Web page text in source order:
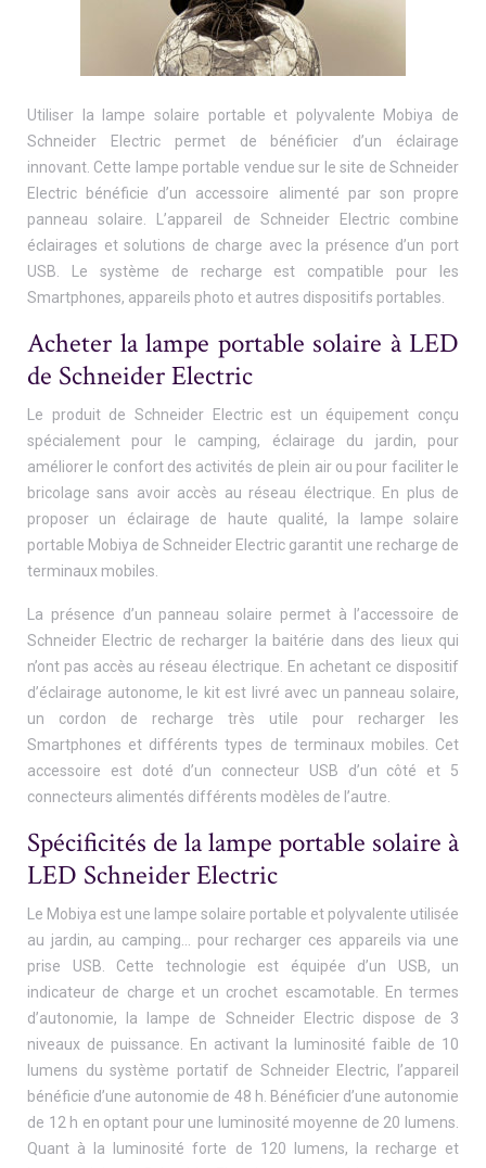
Utiliser la lampe solaire portable et polyvalente Mobiya de
Schneider Electric permet de bénéficier d’un éclairage
innovant. Cette lampe portable vendue sur le site de Schneider
Electric bénéficie d’un accessoire alimenté par son propre
panneau solaire. L’appareil de Schneider Electric combine
éclairages et solutions de charge avec la présence d’un port
USB. Le système de recharge est compatible pour les
Smartphones, appareils photo et autres dispositifs portables.
Acheter la lampe portable solaire à LED
de Schneider Electric
Le produit de Schneider Electric est un équipement conçu
spécialement pour le camping, éclairage du jardin, pour
améliorer le confort des activités de plein air ou pour faciliter le
bricolage sans avoir accès au réseau électrique. En plus de
proposer un éclairage de haute qualité, la lampe solaire
portable Mobiya de Schneider Electric garantit une recharge de
terminaux mobiles.
La présence d’un panneau solaire permet à l’accessoire de
Schneider Electric de recharger la baitérie dans des lieux qui
n’ont pas accès au réseau électrique. En achetant ce dispositif
d’éclairage autonome, le kit est livré avec un panneau solaire,
un cordon de recharge très utile pour recharger les
Smartphones et différents types de terminaux mobiles. Cet
accessoire est doté d’un connecteur USB d’un côté et 5
connecteurs alimentés différents modèles de l’autre.
Spécificités de la lampe portable solaire à
LED Schneider Electric
Le Mobiya est une lampe solaire portable et polyvalente utilisée
au jardin, au camping… pour recharger ces appareils via une
prise USB. Cette technologie est équipée d’un USB, un
indicateur de charge et un crochet escamotable. En termes
d’autonomie, la lampe de Schneider Electric dispose de 3
niveaux de puissance. En activant la luminosité faible de 10
lumens du système portatif de Schneider Electric, l’appareil
bénéficie d’une autonomie de 48 h. Bénéficier d’une autonomie
de 12 h en optant pour une luminosité moyenne de 20 lumens.
Quant à la luminosité forte de 120 lumens, la recharge et